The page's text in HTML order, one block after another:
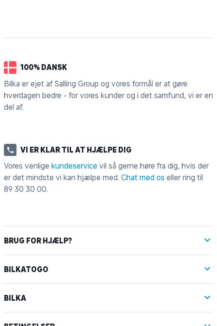
100% DANSK
Bilka er ejet af Salling Group og vores formål er at gøre
hverdagen bedre - for vores kunder og i det samfund, vi er en
del af.
VI ER KLAR TIL AT HJÆLPE DIG
Vores venlige kundeservice vil så gerne høre fra dig, hvis der
er det mindste vi kan hjælpe med. Chat med os eller ring til
89 30 30 00.
BRUG FOR HJÆLP?
BILKATOGO
BILKA